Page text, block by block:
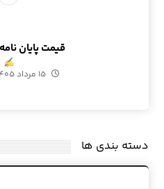
قیمت پایان نامه
۱۵ مرداد ۱۴۰۵
دسته بندی ها